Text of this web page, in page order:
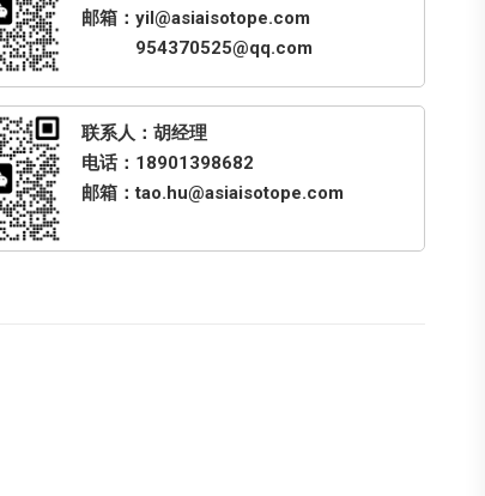
邮箱：yil@asiaisotope.com
954370525@qq.com
联系人：胡经理
电话：18901398682
邮箱：tao.hu@asiaisotope.com